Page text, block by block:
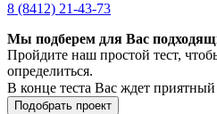
8 (8412) 21-43-73
Мы подберем для Вас
Пройдите наш простой тест,
определиться.
В конце теста Вас ждет
Подобрать проект